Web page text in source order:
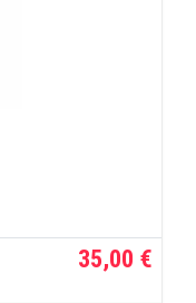
35,00 €